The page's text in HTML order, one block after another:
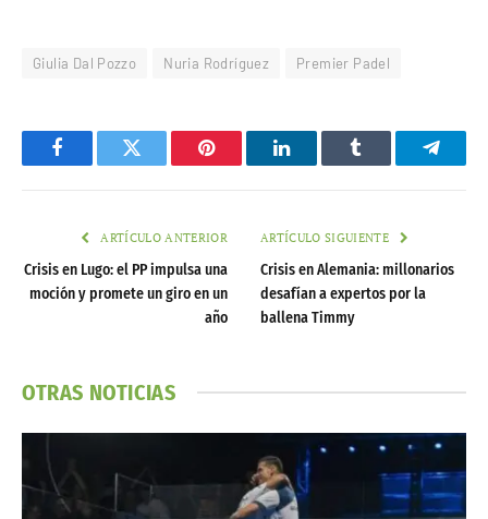
Giulia Dal Pozzo Nuria Rodríguez Premier Padel
FacebookTwitter Pinterest LinkedInTumblr
ARTÍCULO ANTERIOR
Crisis en Lugo: el PP impulsa una
moción y promete un giro en un
año
ARTÍCULO SIGUIENTE
Crisis en Alemania: millonarios
desafían a expertos por la
ballena Timmy
OTRAS NOTICIAS